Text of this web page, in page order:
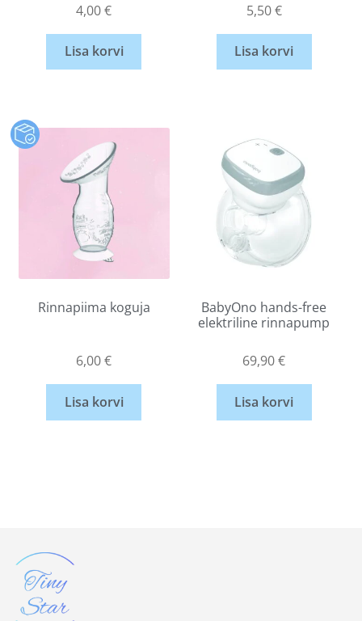
4,00€
Lisa korvi
5,50€
Lisa korvi
Rinnapiima koguja
6,00€
Lisa korvi
BabyOno hands-free
elektriline rinnapump
69,90€
Lisa korvi